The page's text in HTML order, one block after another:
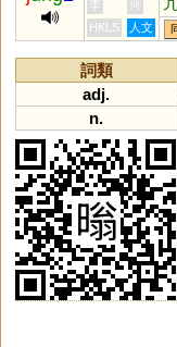
李
何
HKLS
人文
詞類
adj.
n.